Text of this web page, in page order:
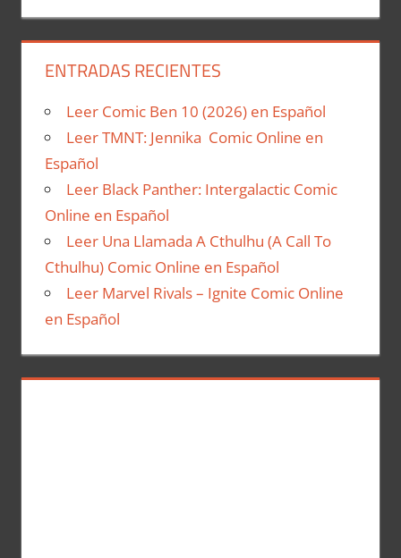
ENTRADAS RECIENTES
Leer Comic Ben 10 (2026) en Español
Leer TMNT: Jennika Comic Online en
Español
Leer Black Panther: Intergalactic Comic
Online en Español
Leer Una Llamada A Cthulhu (A Call To
Cthulhu) Comic Online en Español
Leer Marvel Rivals – Ignite Comic Online
en Español